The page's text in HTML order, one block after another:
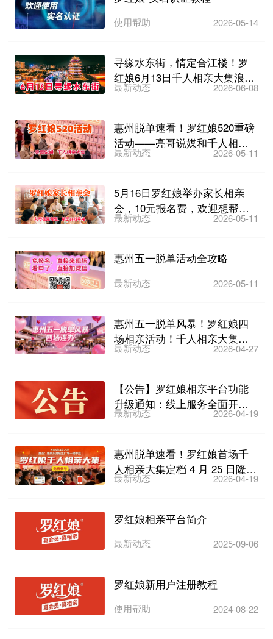
使用帮助 2026-05-14
寻缘水东街，情定合江楼！罗
红娘6月13日千人相亲大集浪漫
来袭！
最新动态 2026-06-08
惠州脱单速看！罗红娘520重磅
活动——亮哥说媒和千人相亲
大集来了，5月17日...
最新动态 2026-05-11
5月16日罗红娘举办家长相亲
会，10元报名费，欢迎想帮子
女找对象的家长们参加...
最新动态 2026-05-11
惠州五一脱单活动全攻略
最新动态 2026-05-11
惠州五一脱单风暴！罗红娘四
场相亲活动！千人相亲大集
最新动态 2026-04-27
【公告】罗红娘相亲平台功能
升级通知：线上服务全面开启
及“互换开关”设置指引
最新动态 2026-04-19
惠州脱单速看！罗红娘首场千
人相亲大集定档 4 月 25 日隆生
广场东湖店，2...
最新动态 2026-04-19
罗红娘相亲平台简介
最新动态 2025-09-06
罗红娘新用户注册教程
使用帮助 2024-08-22